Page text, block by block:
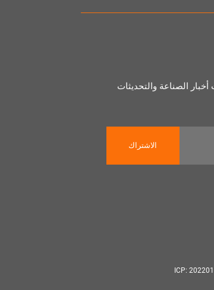
الصناعة والتحديثات
الاشتراك